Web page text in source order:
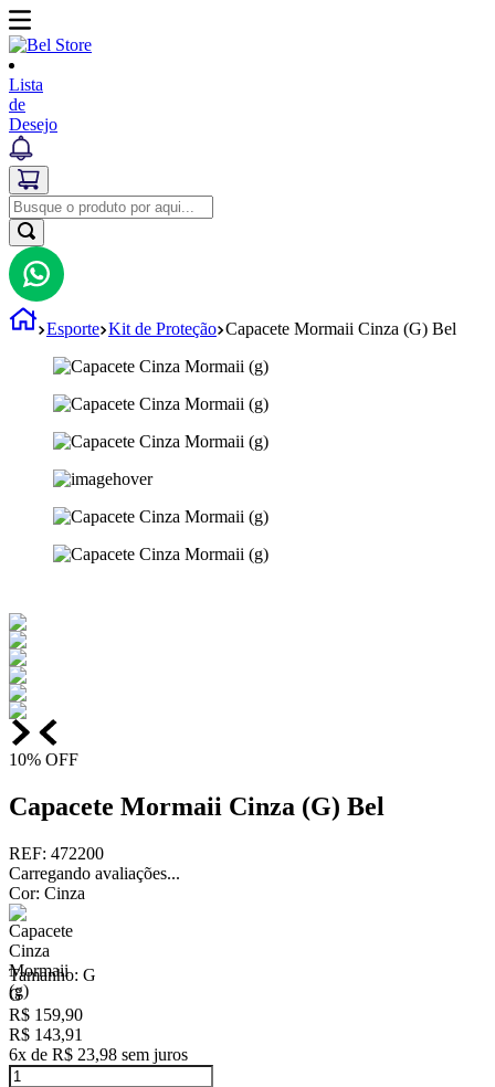
Lista
de
Desejo
Esporte Kit de Proteção Capacete Mormaii Cinza (G) Bel
10% OFF
Capacete Mormaii Cinza (G) Bel
REF: 472200
Carregando avaliações...
Cor: Cinza
Tamanho: G
G
R$ 159,90
R$ 143,91
6x de R$ 23,98 sem juros